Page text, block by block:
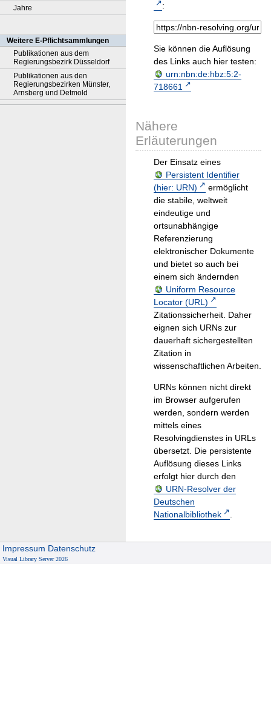
Jahre
Weitere E-Pflichtsammlungen
Publikationen aus dem
Regierungsbezirk Düsseldorf
Publikationen aus den
Regierungsbezirken Münster,
Arnsberg und Detmold
:
Sie können die Auflösung
des Links auch hier testen:
urn:nbn:de:hbz:5:2-
718661
Nähere
Erläuterungen
Der Einsatz eines
Persistent Identifier
(hier: URN)
ermöglicht
die stabile, weltweit
eindeutige und
ortsunabhängige
Referenzierung
elektronischer Dokumente
und bietet so auch bei
einem sich ändernden
Uniform Resource
Locator (URL)
Zitationssicherheit. Daher
eignen sich URNs zur
dauerhaft sichergestellten
Zitation in
wissenschaftlichen Arbeiten.
URNs können nicht direkt
im Browser aufgerufen
werden, sondern werden
mittels eines
Resolvingdienstes in URLs
übersetzt. Die persistente
Auflösung dieses Links
erfolgt hier durch den
URN-Resolver der
Deutschen
Nationalbibliothek
.
Impressum Datenschutz
Visual Library Server 2026